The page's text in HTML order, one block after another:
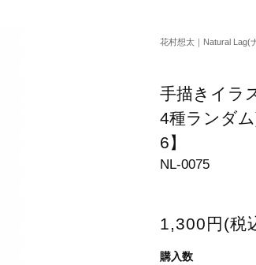
花村想太｜Natural Lag(
手描きイラ
4種ランダ
6】
NL-0075
1,300円(税
購入数